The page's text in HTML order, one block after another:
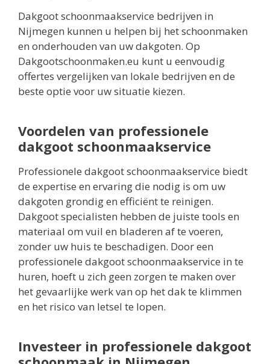
Dakgoot schoonmaakservice bedrijven in
Nijmegen kunnen u helpen bij het schoonmaken
en onderhouden van uw dakgoten. Op
Dakgootschoonmaken.eu kunt u eenvoudig
offertes vergelijken van lokale bedrijven en de
beste optie voor uw situatie kiezen.
Voordelen van professionele
dakgoot schoonmaakservice
Professionele dakgoot schoonmaakservice biedt
de expertise en ervaring die nodig is om uw
dakgoten grondig en efficiënt te reinigen.
Dakgoot specialisten hebben de juiste tools en
materiaal om vuil en bladeren af te voeren,
zonder uw huis te beschadigen. Door een
professionele dakgoot schoonmaakservice in te
huren, hoeft u zich geen zorgen te maken over
het gevaarlijke werk van op het dak te klimmen
en het risico van letsel te lopen.
Investeer in professionele dakgoot